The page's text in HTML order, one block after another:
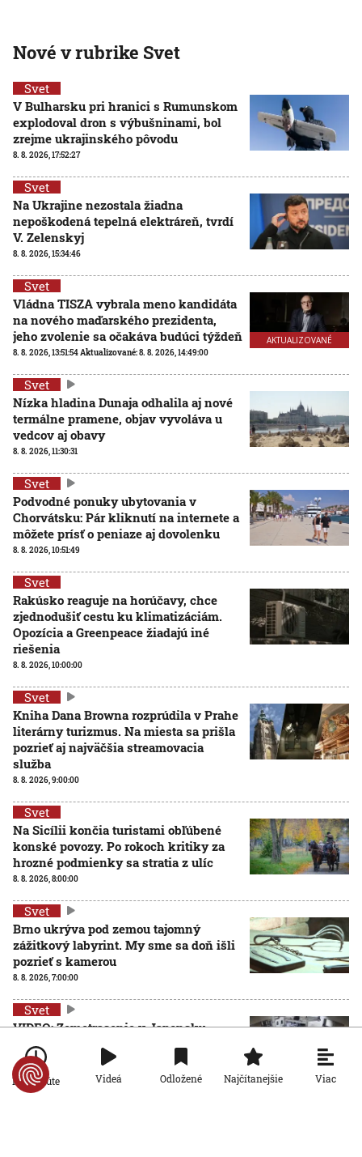
Nové v rubrike Svet
Svet
V Bulharsku pri hranici s Rumunskom
explodoval dron s výbušninami, bol
zrejme ukrajinského pôvodu
8. 8. 2026, 17:52:27
Svet
Na Ukrajine nezostala žiadna
nepoškodená tepelná elektráreň, tvrdí
V. Zelenskyj
8. 8. 2026, 15:34:46
AKTUALIZOVANÉ
Svet
Vládna TISZA vybrala meno kandidáta
na nového maďarského prezidenta,
jeho zvolenie sa očakáva budúci týždeň
8. 8. 2026, 13:51:54Aktualizované:8. 8. 2026, 14:49:00
Svet
Nízka hladina Dunaja odhalila aj nové
termálne pramene, objav vyvoláva u
vedcov aj obavy
8. 8. 2026, 11:30:31
Svet
Podvodné ponuky ubytovania v
Chorvátsku: Pár kliknutí na internete a
môžete prísť o peniaze aj dovolenku
8. 8. 2026, 10:51:49
Svet
Rakúsko reaguje na horúčavy, chce
zjednodušiť cestu ku klimatizáciám.
Opozícia a Greenpeace žiadajú iné
riešenia
8. 8. 2026, 10:00:00
Svet
Kniha Dana Browna rozprúdila v Prahe
literárny turizmus. Na miesta sa prišla
pozrieť aj najväčšia streamovacia
služba
8. 8. 2026, 9:00:00
Svet
Na Sicílii končia turistami obľúbené
konské povozy. Po rokoch kritiky za
hrozné podmienky sa stratia z ulíc
8. 8. 2026, 8:00:00
Svet
Brno ukrýva pod zemou tajomný
zážitkový labyrint. My sme sa doň išli
pozrieť s kamerou
8. 8. 2026, 7:00:00
Svet
VIDEO: Zemetrasenie v Japonsku
zastihlo lekárov uprostred operácie,
pacienta chránili vlastnými telami
7. 8. 2026, 15:01:59
Po minúte Videá Odložené Najčítanejšie Viac